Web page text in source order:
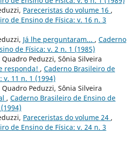
Pareceristas do volume 16 ,
de Ensino de Física: v. 16 n. 3
Já lhe perguntaram... , Caderno
de Física: v. 2 n. 1 (1985)
Peduzzi, Sônia Silveira
responda! , Caderno Brasileiro de
v. 11 n. 1 (1994)
Peduzzi, Sônia Silveira
, Caderno Brasileiro de Ensino de
Pareceristas do volume 24 ,
de Ensino de Física: v. 24 n. 3